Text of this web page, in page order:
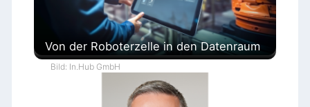
Von der Roboterzelle in den Datenraum
Bild: In.Hub GmbH